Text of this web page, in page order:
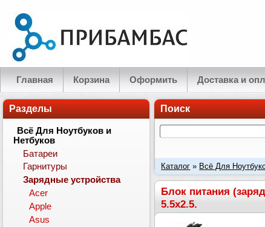
Главная Корзина Оформить Доставка и
Поиск
Каталог » Всё Для
ноутбука Fujitsu-Siemens.
Блок питания
5.5x2.5.
Разделы
Всё Для Ноутбуков и
Нетбуков
Батареи
Гарнитуры
Зарядные устройства
Acer
Apple
Asus